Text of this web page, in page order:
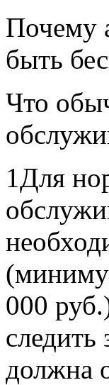
Почему
быть
Что
1Для
000
следить
должна